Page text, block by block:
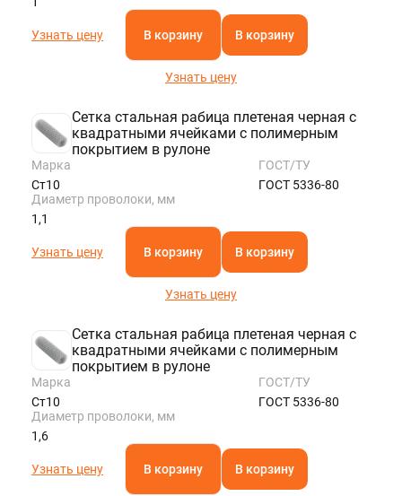
Узнать цену В корзину В корзину
Узнать цену
Сетка стальная рабица плетеная черная с
квадратными ячейками с полимерным
покрытием в рулоне
Марка
Ст10
ГОСТ/ТУ
ГОСТ 5336-80
Диаметр проволоки, мм
1,1
Узнать цену В корзину В корзину
Узнать цену
Сетка стальная рабица плетеная черная с
квадратными ячейками с полимерным
покрытием в рулоне
Марка
Ст10
ГОСТ/ТУ
ГОСТ 5336-80
Диаметр проволоки, мм
1,6
Узнать цену В корзину В корзину